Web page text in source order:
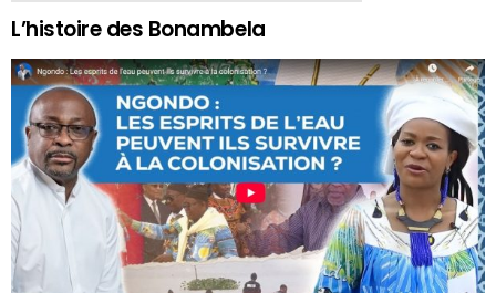
L’histoire des Bonambela